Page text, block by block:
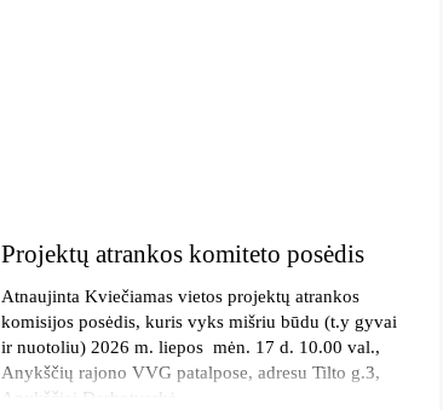
Projektų atrankos komiteto posėdis
Atnaujinta Kviečiamas vietos projektų atrankos
komisijos posėdis, kuris vyks mišriu būdu (t.y gyvai
ir nuotoliu) 2026 m. liepos mėn. 17 d. 10.00 val.,
Anykščių rajono VVG patalpose, adresu Tilto g.3,
Anykščiai Darbotvarkė